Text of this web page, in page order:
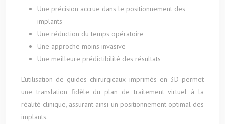
Une précision accrue dans le positionnement des
implants
Une réduction du temps opératoire
Une approche moins invasive
Une meilleure prédictibilité des résultats
L’utilisation de guides chirurgicaux imprimés en 3D permet
une translation fidèle du plan de traitement virtuel à la
réalité clinique, assurant ainsi un positionnement optimal des
implants.